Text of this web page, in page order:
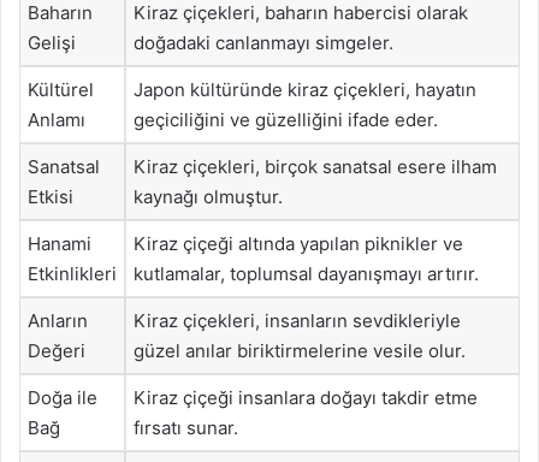
Baharın
Gelişi
Kiraz çiçekleri, baharın habercisi olarak
doğadaki canlanmayı simgeler.
Kültürel
Anlamı
Japon kültüründe kiraz çiçekleri, hayatın
geçiciliğini ve güzelliğini ifade eder.
Sanatsal
Etkisi
Kiraz çiçekleri, birçok sanatsal esere ilham
kaynağı olmuştur.
Hanami
Etkinlikleri
Kiraz çiçeği altında yapılan piknikler ve
kutlamalar, toplumsal dayanışmayı artırır.
Anların
Değeri
Kiraz çiçekleri, insanların sevdikleriyle
güzel anılar biriktirmelerine vesile olur.
Doğa ile
Bağ
Kiraz çiçeği insanlara doğayı takdir etme
fırsatı sunar.